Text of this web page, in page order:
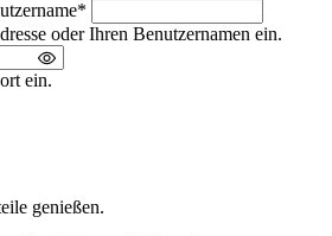
*
oder Ihren Benutzernamen ein.
ein.
genießen.